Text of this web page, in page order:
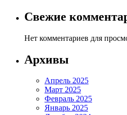
Свежие
Нет комментариев для
Архивы
Апрель 2025
Март 2025
Февраль 2025
Январь 2025